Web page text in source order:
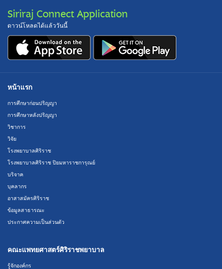
Siriraj Connect Application
ดาวน์โหลดได้แล้ววันนี้
หน้าแรก
การศึกษาก่อนปริญญา
การศึกษาหลังปริญญา
วิชาการ
วิจัย
โรงพยาบาลศิริราช
โรงพยาบาลศิริราช ปิยมหาราชการุณย์
บริจาค
บุคลากร
อาสาสมัครศิริราช
ข้อมูลสาธารณะ
ประกาศความเป็นส่วนตัว
คณะแพทยศาสตร์ศิริราชพยาบาล
รู้จักองค์กร